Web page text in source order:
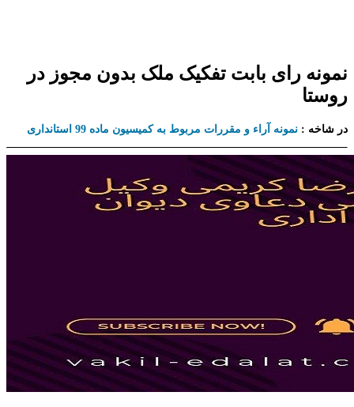
نمونه رای بابت تفکیک ملک بدون مجوز در
روستا
در شاخه : نمونه آراء و مقررات مربوط به کمیسیون ماده 99 استانداری